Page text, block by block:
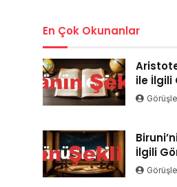
En Çok Okunanlar
ile İlgili
İlgili